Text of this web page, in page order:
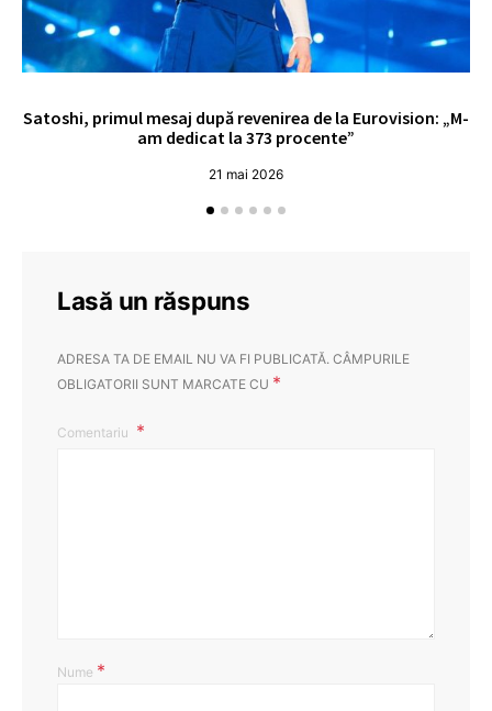
Satoshi, primul mesaj după revenirea de la Eurovision: „M-
am dedicat la 373 procente”
21 mai 2026
Lasă un răspuns
ADRESA TA DE EMAIL NU VA FI PUBLICATĂ. CÂMPURILE
OBLIGATORII SUNT MARCATE CU *
Comentariu
Nume *